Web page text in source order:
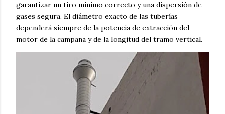
garantizar un tiro mínimo correcto y una dispersión de
gases segura. El diámetro exacto de las tuberías
dependerá siempre de la potencia de extracción del
motor de la campana y de la longitud del tramo vertical.